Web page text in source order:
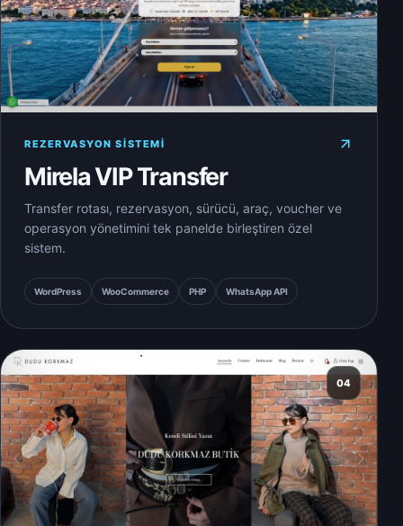
REZERVASYON SISTEMI
Mirela VIP Transfer
Transfer rotası, rezervasyon, sürücü, araç, voucher ve
operasyon yönetimini tek panelde birleştiren özel
sistem.
WordPress WooCommerce PHP WhatsApp API
04